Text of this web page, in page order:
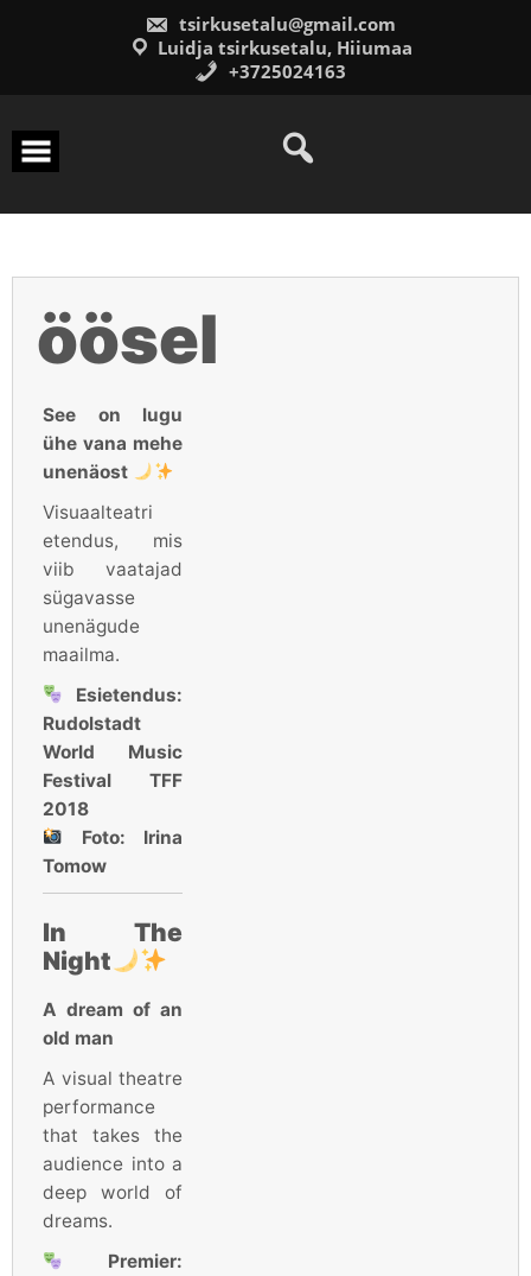
tsirkusetalu@gmail.com
Luidja tsirkusetalu, Hiiumaa
+3725024163
öösel
See on lugu
ühe vana mehe
unenäost
Visuaalteatri
etendus, mis
viib vaatajad
sügavasse
unenägude
maailma.
Esietendus:
Rudolstadt
World Music
Festival TFF
2018
Foto:
Irina
Tomow
In The
Night
A dream of an
old man
A visual theatre
performance
that takes the
audience into a
deep world of
dreams.
Premier: